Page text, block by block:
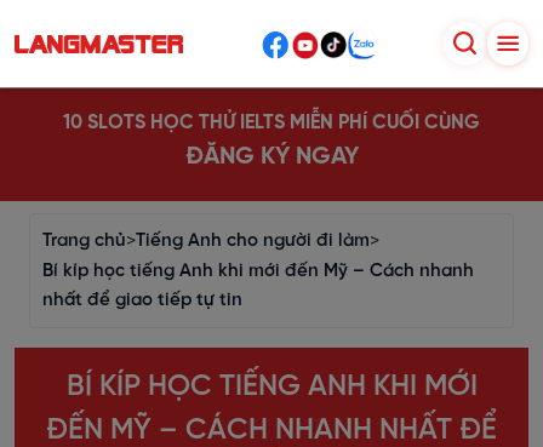
10 SLOTS HỌC THỬ IELTS MIỄN PHÍ CUỐI CÙNG
ĐĂNG KÝ NGAY
Trang chủ>Tiếng Anh cho người đi làm>
Bí kíp học tiếng Anh khi mới đến Mỹ – Cách nhanh
nhất để giao tiếp tự tin
BÍ KÍP HỌC TIẾNG ANH KHI MỚI
ĐẾN MỸ – CÁCH NHANH NHẤT ĐỂ